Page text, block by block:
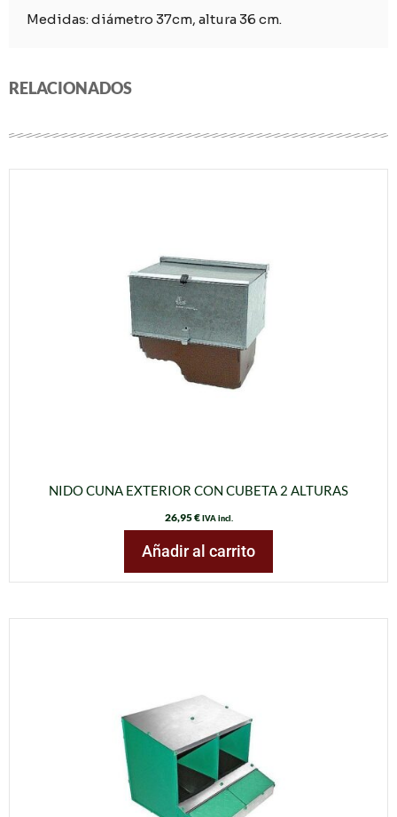
Medidas: diámetro 37cm, altura 36 cm.
RELACIONADOS
NIDO CUNA EXTERIOR CON CUBETA 2 ALTURAS
26,95€ IVA incl.
Añadir al carrito